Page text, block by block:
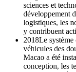
sciences et
développement
logistiques, les
y contribuent
2018Le système
véhicules des
Macao a été
conception, les